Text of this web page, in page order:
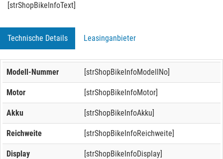
[strShopBikeInfoText]
Technische Details Leasinganbieter
Modell-Nummer [strShopBikeInfoModellNo]
Motor [strShopBikeInfoMotor]
Akku [strShopBikeInfoAkku]
Reichweite [strShopBikeInfoReichweite]
Display [strShopBikeInfoDisplay]